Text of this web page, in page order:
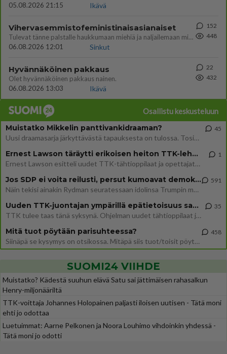
05.08.2026 21:15
Ikävä
Vihervasemmistofeministinaisasianaiset
Tulevat tänne palstalle haukkumaan miehiä ja naljailemaan miehelle, kehuvat olevansa heitä parempia. Itse asuvat MIEHE
06.08.2026 12:01
Sinkut
152
448
Hyvännäköinen pakkaus
Olet hyvännäköinen pakkaus nainen.
06.08.2026 13:03
Ikävä
22
432
Osallistu keskusteluun
Muistatko Mikkelin panttivankidraaman?
Uusi draamasarja järkyttävästä tapauksesta on tulossa. Tositapahtumiin perustuva sarja ammentaa vuoden 1986 Mikkelin pan
45
Ernest Lawson täräytti erikoisen heiton TTK-lehdistötilaisuudessa: " Onko tässä tarkoituksena...?"
Ernest Lawson esitteli uudet TTK-tähtioppilaat ja opettajat torstaina 6.8. lehdistölle. Tulevalla kaudella on yksi hausk
1
Jos SDP ei voita reilusti, persut kumoavat demokratian Suomesta
Näin tekisi ainakin Rydman seuratessaan idolinsa Trumpin mallia https://www.is.fi/politiikka/art-2000012187244.html
591
Uuden TTK-juontajan ympärillä epätietoisuus sakenee - Nyt MTV hämmentää soppaa
TTK tulee taas tänä syksynä. Ohjelman uudet tähtioppilaat julkistetaan torstaina 6. elokuuta klo 14 alkavassa lehdistö
35
Mitä tuot pöytään parisuhteessa?
Siinäpä se kysymys on otsikossa. Mitäpä siis tuot/toisit pöytään parisuhteessa? Oletko mies vai nainen? Koetko sen mitä
458
SUOMI24 VIIHDE
Muistatko? Kädestä suuhun elävä Satu sai jättimäisen rahasalkun
Henry-miljonääriltä
TTK-voittaja Johannes Holopainen paljasti iloisen uutisen - Tätä moni
ehti jo odottaa
Luetuimmat: Aarne Pelkonen ja Noora Louhimo vihdoinkin yhdessä -
Tätä moni jo odotti